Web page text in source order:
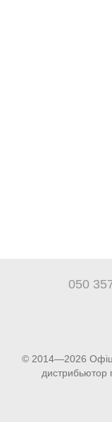
050
© 2014—2026
дистрибьютор